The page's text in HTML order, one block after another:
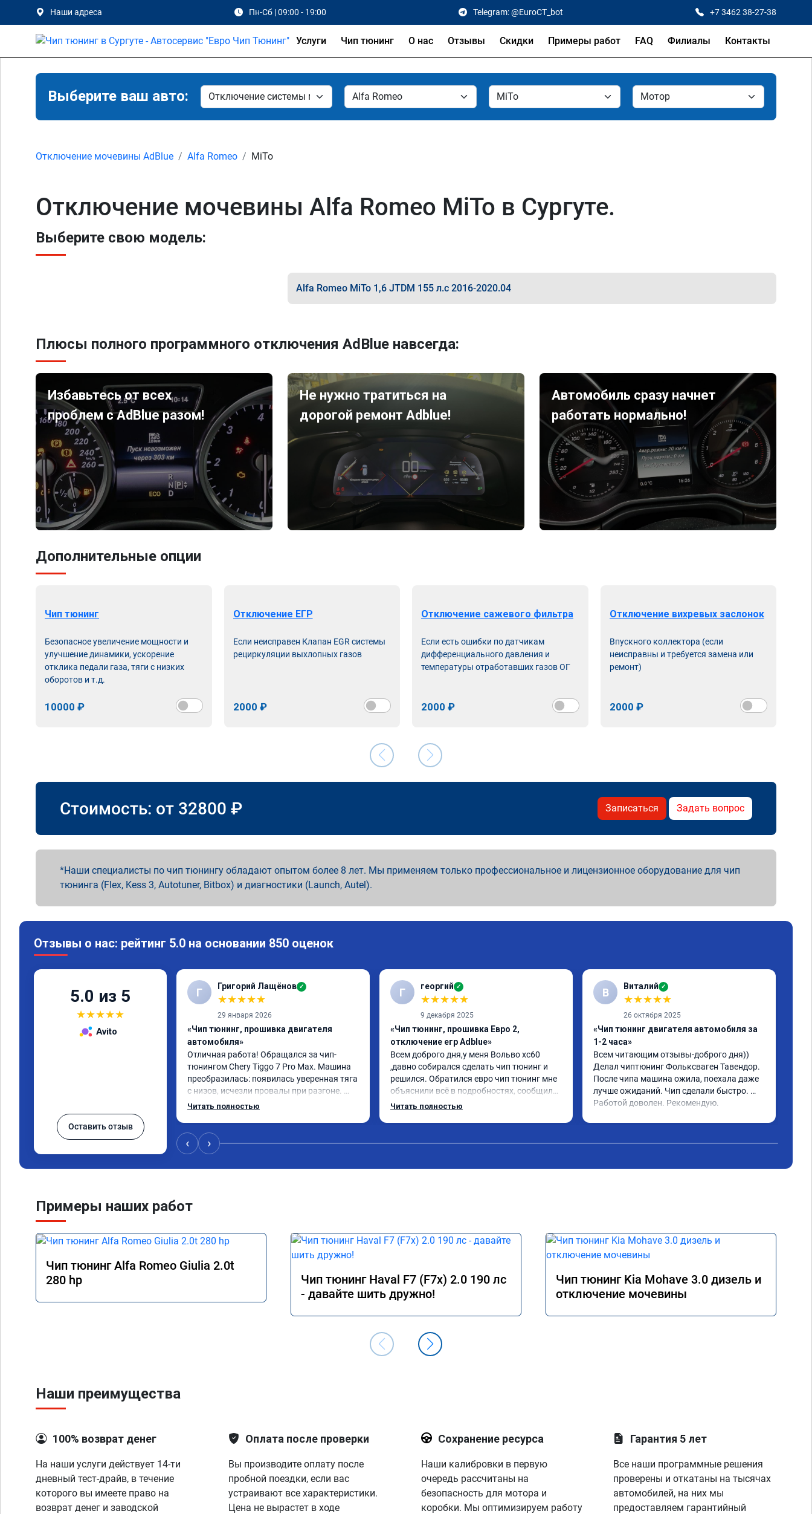
Наши адреса Пн-Сб | 09:00 - 19:00 Telegram: @EuroCT_bot +7 3462 38-27-38
Услуги Чип тюнинг О нас Отзывы Скидки Примеры работ FAQ Филиалы Контакты
Выберите ваш авто:
Отключение мочевины AdBlue Alfa Romeo MiTo
Отключение мочевины Alfa Romeo MiTo в Сургуте.
Выберите свою модель:
Alfa Romeo MiTo 1,6 JTDM 155 л.с 2016-2020.04
Плюсы полного программного отключения AdBlue навсегда:
Избавьтесь от всех
проблем с AdBlue разом!
Не нужно тратиться на
дорогой ремонт Adblue!
Автомобиль сразу начнет
работать нормально!
Дополнительные опции
Чип тюнинг
Безопасное увеличение мощности и
улучшение динамики, ускорение
отклика педали газа, тяги с низких
оборотов и т.д.
10000 ₽
Отключение ЕГР
Если неисправен Клапан EGR системы
рециркуляции выхлопных газов
2000 ₽
Отключение сажевого фильтра
Если есть ошибки по датчикам
дифференциального давления и
температуры отработавших газов ОГ
2000 ₽
Отключение вихревых заслонок
Впускного коллектора (если
неисправны и требуется замена или
ремонт)
2000 ₽
Стоимость: от 32800 ₽ Записаться Задать вопрос
Наши специалисты по чип тюнингу обладают опытом более 8 лет. Мы применяем только профессиональное и лицензионное оборудование для чип
тюнинга (Flex, Kess 3, Autotuner, Bitbox) и диагностики (Launch, Autel).
Отзывы о нас: рейтинг 5.0 на основании 850 оценок
5.0 из 5
★★★★★
Avito
Оставить отзыв
Г Григорий Лащёнов ✓
★★★★★
29 января 2026
«Чип тюнинг, прошивка двигателя
автомобиля»
Отличная работа! Обращался за чип-
тюнингом Chery Tiggo 7 Pro Max. Машина
преобразилась: появилась уверенная тяга
с низов, исчезли провалы при разгоне.
Расход в спокойном режиме даже немного
всем, кто сомневается.
Читать полностью
Г георгий ✓
★★★★★
9 декабря 2025
«Чип тюнинг, прошивка Евро 2,
отключение егр Adblue»
Всем доброго дня,у меня Вольво xc60
,давно собирался сделать чип тюнинг и
решился. Обратился евро чип тюнинг мне
объяснили всё в подробностях, сообщили
сумму записали. Приехал в назначенное
Читать полностью
В Виталий ✓
★★★★★
26 октября 2025
«Чип тюнинг двигателя автомобиля за
1-2 часа»
Всем читающим отзывы-доброго дня))
Делал чиптюнинг Фольксваген Тавендор.
После чипа машина ожила, поехала даже
лучше ожиданий. Чип сделали быстро.
Работой доволен. Рекомендую.
‹ ›
Примеры наших работ
Чип тюнинг Alfa Romeo Giulia 2.0t
280 hp
Чип тюнинг Haval F7 (F7x) 2.0 190 лс
- давайте шить дружно!
Чип тюнинг Kia Mohave 3.0 дизель и
отключение мочевины
Наши преимущества
100% возврат денег
На наши услуги действует 14-ти
дневный тест-драйв, в течение
которого вы имеете право на
возврат денег и заводской
Оплата после проверки
Вы производите оплату после
пробной поездки, если вас
устраивают все характеристики.
Цена не вырастет в ходе
Сохранение ресурса
Наши калибровки в первую
очередь рассчитаны на
безопасность для мотора и
коробки. Мы оптимизируем работу
Гарантия 5 лет
Все наши программные решения
проверены и откатаны на тысячах
автомобилей, на них мы
предоставляем гарантийный